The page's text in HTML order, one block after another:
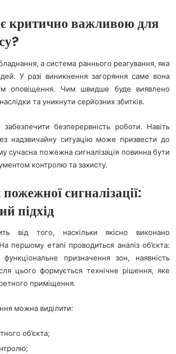
критично важливою для
а система раннього реагування, яка
У разі виникнення загоряння саме вона
оповіщення. Чим швидше буде виявлено
та уникнути серйозних збитків.
безперервність роботи. Навіть
надзвичайну ситуацію може призвести до
сучасна пожежна сигналізація повинна бути
контролю та захисту.
сигналізації:
підхід
від того, наскільки якісно виконано
першому етапі проводиться аналіз об’єкта:
призначення зон, наявність
цього формується технічне рішення, яке
приміщення.
можна виділити:
об’єкта;